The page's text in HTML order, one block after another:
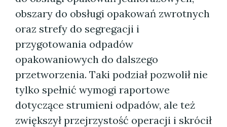
obszary do obsługi opakowań zwrotnych
oraz strefy do segregacji i
przygotowania odpadów
opakowaniowych do dalszego
przetworzenia. Taki podział pozwolił nie
tylko spełnić wymogi raportowe
dotyczące strumieni odpadów, ale też
zwiększył przejrzystość operacji i skrócił